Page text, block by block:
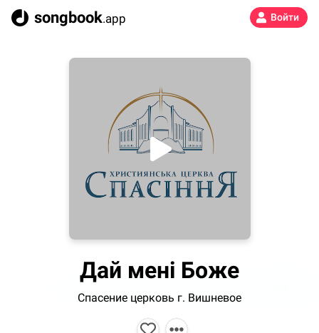
songbook.app Войти
Дай мені Боже
Спасение церковь г. Вишневое